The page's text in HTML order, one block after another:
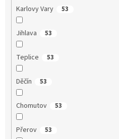
Karlovy Vary 53
Jihlava 53
Teplice 53
Děčín 53
Chomutov 53
Přerov 53